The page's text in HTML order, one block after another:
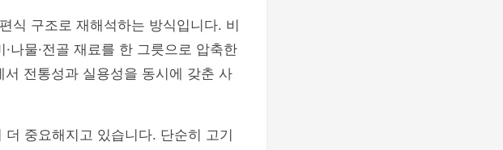
식 구조로 재해석하는 방식입니다. 비
나물·전골 재료를 한 그릇으로 압축한
서 전통성과 실용성을 동시에 갖춘 사
중요해지고 있습니다. 단순히 고기